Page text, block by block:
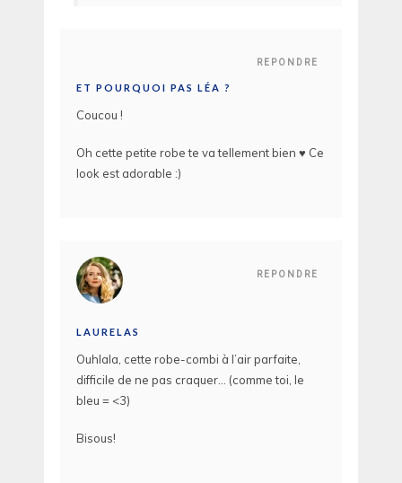
REPONDRE
ET POURQUOI PAS LÉA ?
Coucou !
Oh cette petite robe te va tellement bien ♥ Ce
look est adorable :)
REPONDRE
LAURELAS
Ouhlala, cette robe-combi à l’air parfaite,
difficile de ne pas craquer… (comme toi, le
bleu = <3)
Bisous!